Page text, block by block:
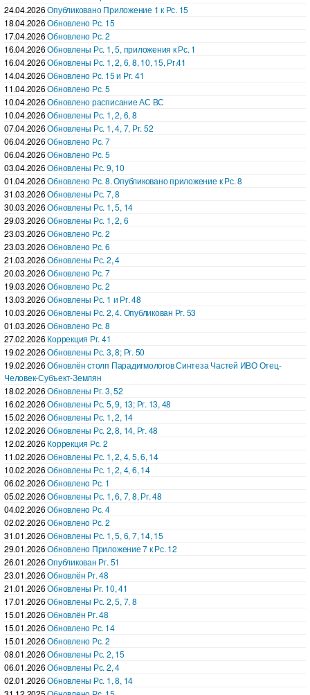
24.04.2026Опубликовано Приложение 1 к Рс. 15
18.04.2026Обновлено Рс. 15
17.04.2026Обновлено Рс. 2
16.04.2026Обновлены Рс. 1, 5, приложения к Рс. 1
16.04.2026Обновлены Рс. 1, 2, 6, 8, 10, 15, Рг.41
14.04.2026Обновлено Рс. 15 и Рг. 41
11.04.2026Обновлено Рс. 5
10.04.2026Обновлено расписание АС ВС
10.04.2026Обновлены Рс. 1, 2, 6, 8
07.04.2026Обновлены Рс. 1, 4, 7, Рг. 52
06.04.2026Обновлено Рс. 7
06.04.2026Обновлено Рс. 5
03.04.2026Обновлены Рс. 9, 10
01.04.2026Обновлено Рс. 8. Опубликовано приложение к Рс. 8
31.03.2026Обновлены Рс. 7, 8
30.03.2026Обновлены Рс. 1, 5, 14
29.03.2026Обновлены Рс. 1, 2, 6
23.03.2026Обновлено Рс. 2
23.03.2026Обновлено Рс. 6
21.03.2026Обновлены Рс. 2, 4
20.03.2026Обновлено Рс. 7
19.03.2026Обновлено Рс. 2
13.03.2026Обновлены Рс. 1 и Рг. 48
10.03.2026Обновлены Рс. 2, 4. Опубликован Рг. 53
01.03.2026Обновлено Рс. 8
27.02.2026 Коррекция Рг. 41
19.02.2026Обновлены Рс. 3, 8; Рг. 50
19.02.2026Обновлён столп Парадигмологов Синтеза Частей ИВО Отец-
Человек-Субъект-Землян
18.02.2026Обновлены Рг. 3, 52
16.02.2026Обновлены Рс. 5, 9, 13; Рг. 13, 48
15.02.2026Обновлены Рс. 1, 2, 14
12.02.2026Обновлены Рс. 2, 8, 14, Рг. 48
12.02.2026 Коррекция Рс. 2
11.02.2026Обновлены Рс. 1, 2, 4, 5, 6, 14
10.02.2026Обновлены Рс. 1, 2, 4, 6, 14
06.02.2026Обновленo Рс. 1
05.02.2026Обновлены Рс. 1, 6, 7, 8, Рг. 48
04.02.2026Обновленo Рс. 4
02.02.2026Обновленo Рс. 2
31.01.2026Обновлены Рс. 1, 5, 6, 7, 14, 15
29.01.2026Обновлено Приложение 7 к Рс. 12
26.01.2026Опубликован Рг. 51
23.01.2026Обновлён Рг. 48
21.01.2026Обновлены Рг. 10, 41
17.01.2026Обновлены Рс. 2, 5, 7, 8
15.01.2026Обновлён Рг. 48
15.01.2026Обновлено Рс. 14
15.01.2026Обновлено Рс. 2
08.01.2026Обновлены Рс. 2, 15
06.01.2026Обновлены Рс. 2, 4
02.01.2026Обновлены Рс. 1, 8, 14